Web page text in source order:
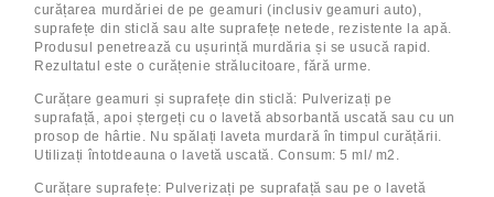
curățarea murdăriei de pe geamuri (inclusiv geamuri auto),
suprafețe din sticlă sau alte suprafețe netede, rezistente la apă.
Produsul penetrează cu ușurință murdăria și se usucă rapid.
Rezultatul este o curățenie strălucitoare, fără urme.
Curățare geamuri și suprafețe din sticlă: Pulverizați pe
suprafață, apoi ștergeți cu o lavetă absorbantă uscată sau cu un
prosop de hârtie. Nu spălați laveta murdară în timpul curățării.
Utilizați întotdeauna o lavetă uscată. Consum: 5 ml/ m2.
Curățare suprafețe: Pulverizați pe suprafață sau pe o lavetă